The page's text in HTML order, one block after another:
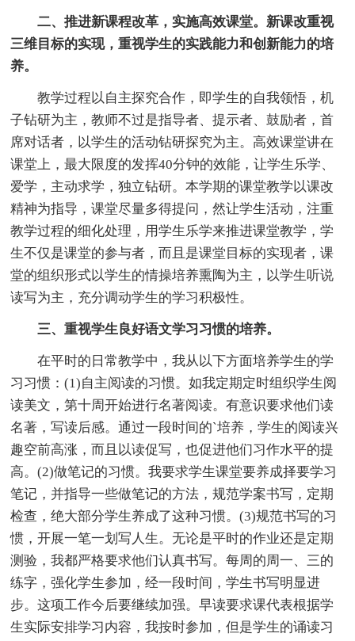
二、推进新课程改革，实施高效课堂。新课改重视
三维目标的实现，重视学生的实践能力和创新能力的培
养。
教学过程以自主探究合作，即学生的自我领悟，机
子钻研为主，教师不过是指导者、提示者、鼓励者，首
席对话者，以学生的活动钻研探究为主。高效课堂讲在
课堂上，最大限度的发挥40分钟的效能，让学生乐学、
爱学，主动求学，独立钻研。本学期的课堂教学以课改
精神为指导，课堂尽量多得提问，然让学生活动，注重
教学过程的细化处理，用学生乐学来推进课堂教学，学
生不仅是课堂的参与者，而且是课堂目标的实现者，课
堂的组织形式以学生的情操培养熏陶为主，以学生听说
读写为主，充分调动学生的学习积极性。
三、重视学生良好语文学习习惯的培养。
在平时的日常教学中，我从以下方面培养学生的学
习习惯：(1)自主阅读的习惯。如我定期定时组织学生阅
读美文，第十周开始进行名著阅读。有意识要求他们读
名著，写读后感。通过一段时间的`培养，学生的阅读兴
趣空前高涨，而且以读促写，也促进他们习作水平的提
高。(2)做笔记的习惯。我要求学生课堂要养成择要学习
笔记，并指导一些做笔记的方法，规范学案书写，定期
检查，绝大部分学生养成了这种习惯。(3)规范书写的习
惯，开展一笔一划写人生。无论是平时的作业还是定期
测验，我都严格要求他们认真书写。每周的周一、三的
练字，强化学生参加，经一段时间，学生书写明显进
步。这项工作今后要继续加强。早读要求课代表根据学
生实际安排学习内容，我按时参加，但是学生的诵读习